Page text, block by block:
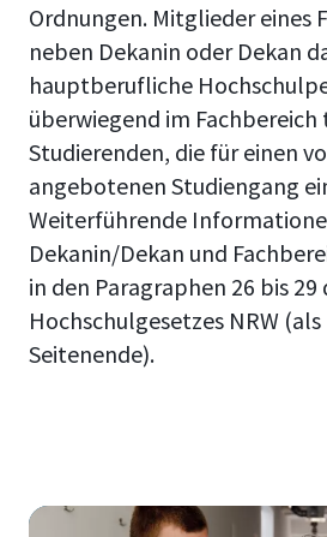
Ordnungen. Mitglieder eines
neben Dekanin oder Dekan
hauptberufliche
überwiegend im
Studierenden, die für einen
angebotenen Studiengang
Weiterführende
Dekanin/Dekan und
in den Paragraphen 26 bis 29
Hochschulgesetzes NRW (als
Seitenende).